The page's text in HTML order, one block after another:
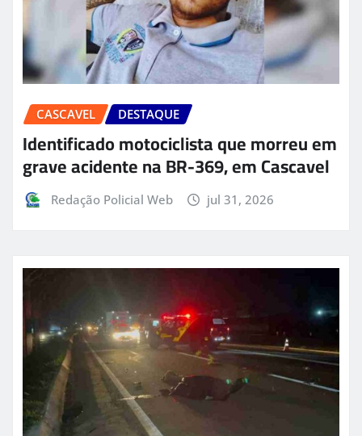
CASCAVEL DESTAQUE
Identificado motociclista que morreu em
grave acidente na BR-369, em Cascavel
Redação Policial Web jul 31, 2026